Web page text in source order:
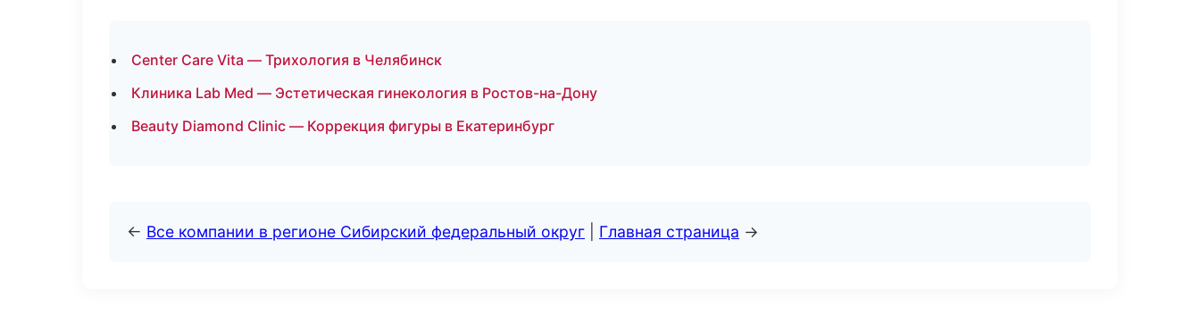
Center Care Vita — Трихология в Челябинск
Клиника Lab Med — Эстетическая гинекология в Ростов-на-Дону
Beauty Diamond Clinic — Коррекция фигуры в Екатеринбург
← Все компании в регионе Сибирский федеральный округ Главная страница →